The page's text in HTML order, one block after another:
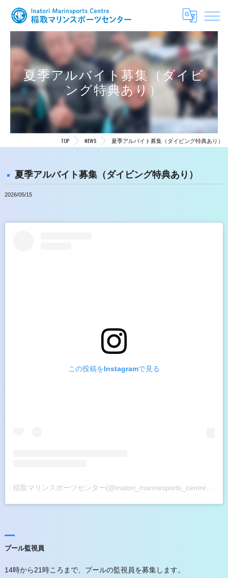
夏季アルバイト募集（ダイビ
ング特典あり）
TOP NEWS 夏季アルバイト募集（ダイビング特典あり）
夏季アルバイト募集（ダイビング特典あり）
2026/05/15
この投稿をInstagramで見る
プール監視員
14時から21時ころまで、プールの監視員を募集します。